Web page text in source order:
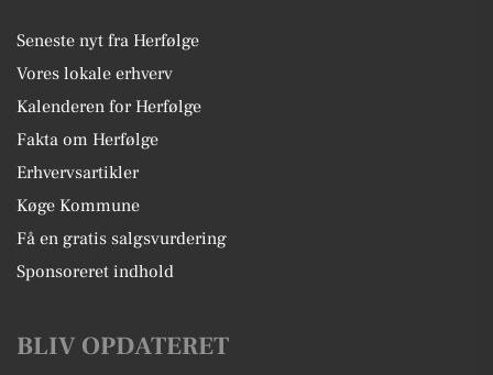
Seneste nyt fra Herfølge
Vores lokale erhverv
Kalenderen for Herfølge
Fakta om Herfølge
Erhvervsartikler
Køge Kommune
Få en gratis salgsvurdering
Sponsoreret indhold
BLIV OPDATERET